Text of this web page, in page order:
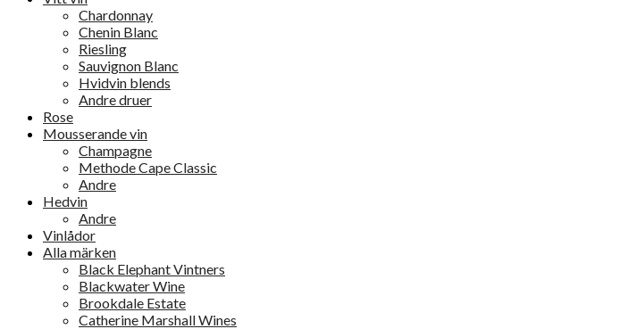
Chardonnay
Chenin Blanc
Riesling
Sauvignon Blanc
Hvidvin blends
Andre druer
Rose
Mousserande vin
Champagne
Methode Cape Classic
Andre
Hedvin
Andre
Vinlådor
Alla märken
Black Elephant Vintners
Blackwater Wine
Brookdale Estate
Catherine Marshall Wines